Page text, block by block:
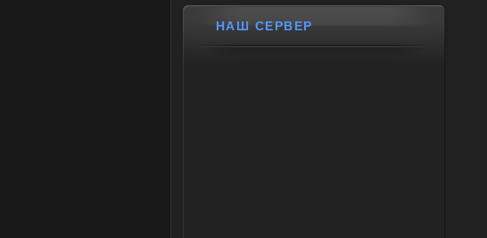
НАШ СЕРВЕР